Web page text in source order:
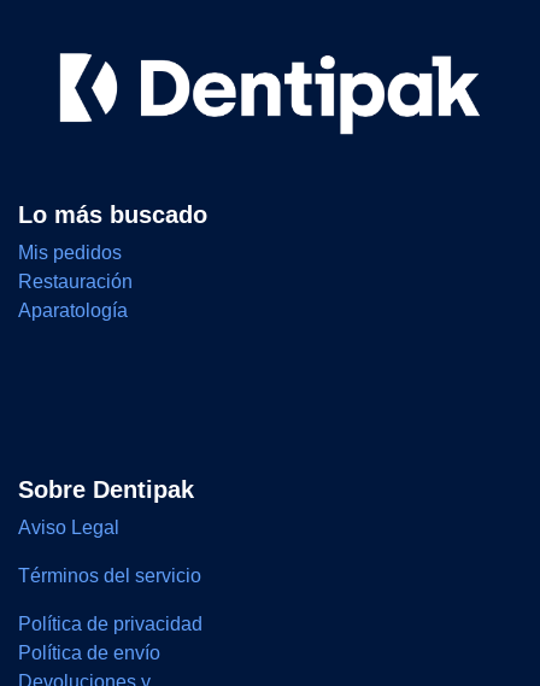
Lo más buscado
Mis pedidos
Restauración
Aparatología
Sobre Dentipak
Aviso Legal
Términos del servicio
Política de privacidad
Política de envío